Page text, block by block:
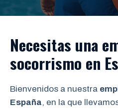
Necesitas una
socorrismo en
Bienvenidos a nuestra
España, en la que